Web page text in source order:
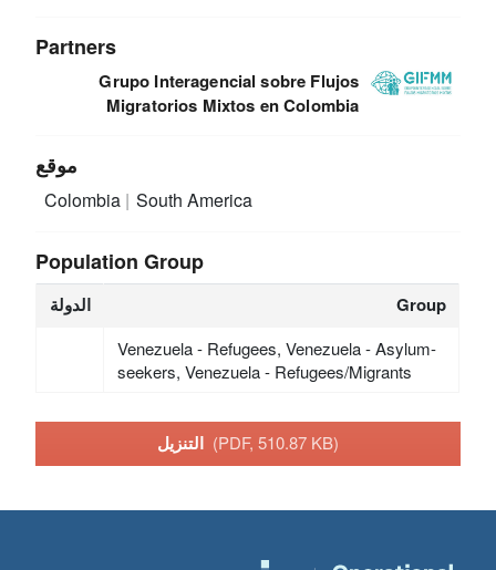
Partners
Grupo Interagencial sobre Flujos
Migratorios Mixtos en Colombia
موقع
Colombia South America
Population Group
الدولة Group
Venezuela - Refugees, Venezuela - Asylum-
seekers, Venezuela - Refugees/Migrants
(PDF, 510.87 KB)